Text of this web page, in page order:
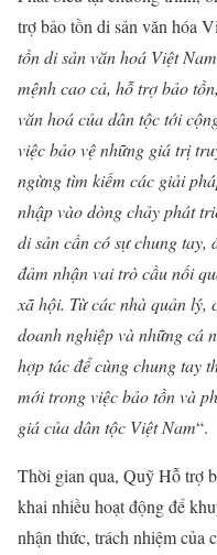
trợ bảo tồn di sản văn hóa
tồn di sản văn hoá Việt
mệnh cao cả, hỗ trợ bảo
văn hoá của dân tộc tới
việc bảo vệ những giá trị
ngừng tìm kiếm các giải
nhập vào dòng chảy phát
di sản cần có sự chung
đảm nhận vai trò cầu nối
xã hội. Từ các nhà quản lý,
doanh nghiệp và những cá
hợp tác để cùng chung tay
mới trong việc bảo tồn và
giá của dân tộc Việt Nam“.
Thời gian qua, Quỹ Hỗ trợ
khai nhiều hoạt động để
nhận thức, trách nhiệm của